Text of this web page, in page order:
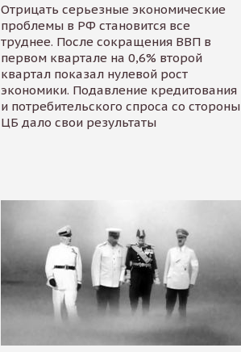
Отрицать серьезные экономические
проблемы в РФ становится все
труднее. После сокращения ВВП в
первом квартале на 0,6% второй
квартал показал нулевой рост
экономики. Подавление кредитования
и потребительского спроса со стороны
ЦБ дало свои результаты